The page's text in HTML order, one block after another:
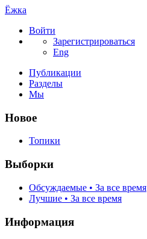
Ёжка
Войти
Зарегистрироваться
Eng
Публикации
Разделы
Мы
Новое
Топики
Выборки
Обсуждаемые • За все время
Лучшие • За все время
Информация